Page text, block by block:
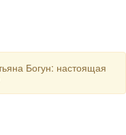
Богун: настоящая